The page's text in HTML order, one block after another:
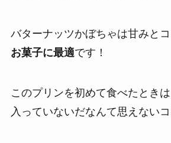
バターナッツかぼちゃは甘みとコ
お菓子に最適です！
このプリンを初めて食べたとき
入っていないだなんて思えないコ